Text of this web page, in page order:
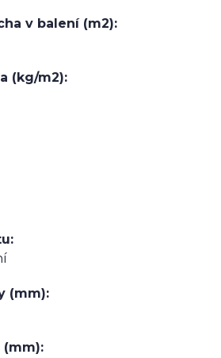
v balení (m2)
(kg/m2)
(mm)
(mm)